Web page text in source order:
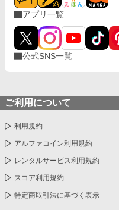
アプリ一覧
公式SNS一覧
ご利用について
利用規約
アルファコイン利用規約
レンタルサービス利用規約
スコア利用規約
特定商取引法に基づく表示